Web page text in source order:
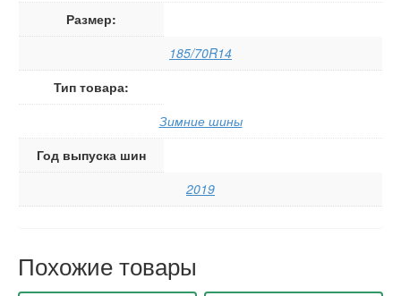
Размер:
185/70R14
Тип товара:
Зимние шины
Год выпуска шин
2019
Похожие товары